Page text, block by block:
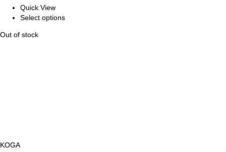
kr. 28.999,00.
Quick View
Select options
Out of stock
KOGA